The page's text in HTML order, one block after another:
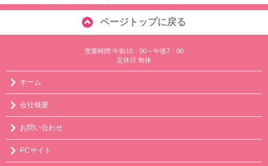
ページトップに戻る
営業時間:午前10：00～午後7：00
定休日:無休
ホーム
会社概要
お問い合わせ
PCサイト